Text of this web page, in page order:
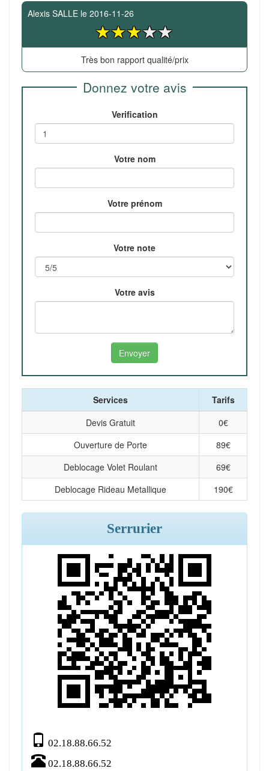
Alexis SALLE le 2016-11-26
Très bon rapport qualité/prix
Donnez votre avis
Verification
Votre nom
Votre prénom
Votre note
Votre avis
Services
Tarifs
Devis Gratuit
0€
Ouverture de Porte
89€
Deblocage Volet Roulant
69€
Deblocage Rideau Metallique
190€
Serrurier
02.18.88.66.52
02.18.88.66.52